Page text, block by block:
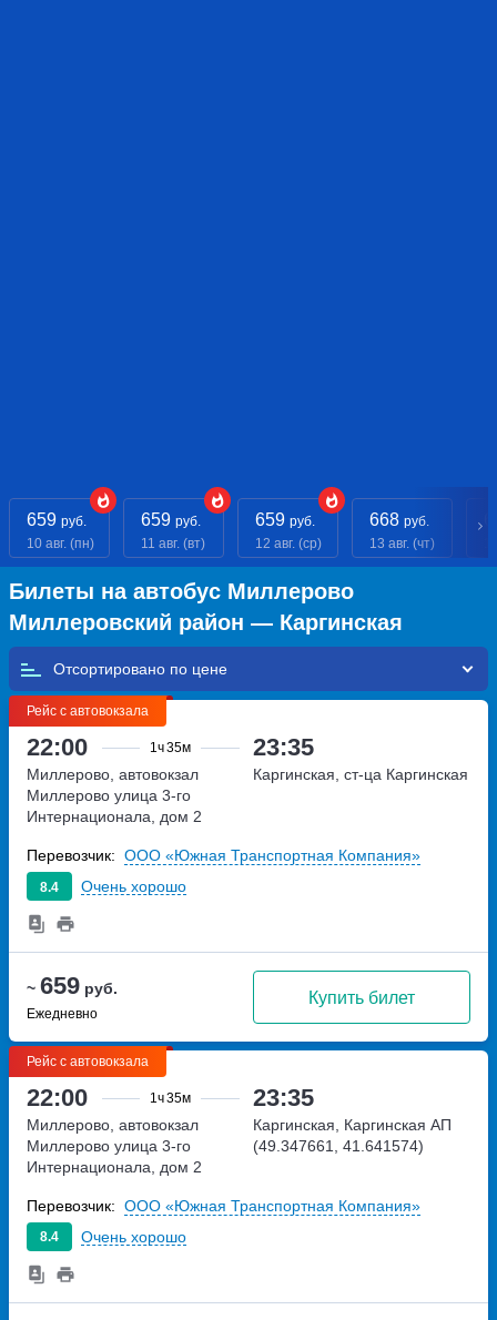
659 руб.
10 авг. (пн)
659 руб.
11 авг. (вт)
659 руб.
12 авг. (ср)
668 руб.
13 авг. (чт)
Билеты на автобус Миллерово
Миллеровский район — Каргинская
Отсортировано по
Рейс с автовокзала
22:00 1ч35м 23:35
~ 659 руб.
Ежедневно
Купить билет
Миллерово, автовокзал
Миллерово улица 3-го
Интернационала, дом 2
Каргинская, ст-ца Каргинская
8.4 Очень хорошо
Перевозчик: ООО «Южная Транспортная Компания»
Рейс с автовокзала
22:00 1ч35м 23:35
Миллерово, автовокзал
Миллерово улица 3-го
Интернационала, дом 2
Каргинская, Каргинская АП
(49.347661, 41.641574)
8.4 Очень хорошо
Перевозчик: ООО «Южная Транспортная Компания»